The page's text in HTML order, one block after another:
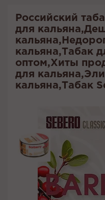
Российский
для
кальяна,Табак
оптом,Хиты
для
кальяна,Табак